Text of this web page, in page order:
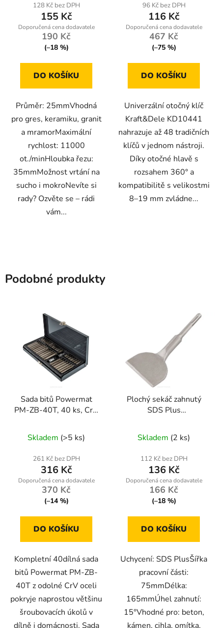
128 Kč bez DPH
155 Kč
190 Kč
(–18 %)
DO KOŠÍKU
Průměr: 25mmVhodná
pro gres, keramiku, granit
a mramorMaximální
rychlost: 11000
ot./minHloubka řezu:
35mmMožnost vrtání na
sucho i mokroNevíte si
rady? Ozvěte se – rádi
vám...
96 Kč bez DPH
116 Kč
467 Kč
(–75 %)
DO KOŠÍKU
Univerzální otočný klíč
Kraft&Dele KD10441
nahrazuje až 48 tradičních
klíčů v jednom nástroji.
Díky otočné hlavě s
rozsahem 360° a
kompatibilitě s velikostmi
8–19 mm zvládne...
Podobné produkty
Sada bitů Powermat
PM-ZB-40T, 40 ks, CrV
Skladem (>5 ks)
261 Kč bez DPH
316 Kč
370 Kč
(–14 %)
DO KOŠÍKU
Kompletní 40dílná sada
bitů Powermat PM-ZB-
40T z odolné CrV oceli
pokryje naprostou většinu
šroubovacích úkolů v
dílně i domácnosti. Sada
Plochý sekáč zahnutý
SDS Plus
DL-15T
Skladem (2 ks)
112 Kč bez DPH
136 Kč
166 Kč
(–18 %)
DO KOŠÍKU
Uchycení: SDS PlusŠířka
pracovní části:
75mmDélka:
165mmÚhel zahnutí:
15°Vhodné pro: beton,
kámen, cihla, omítka,